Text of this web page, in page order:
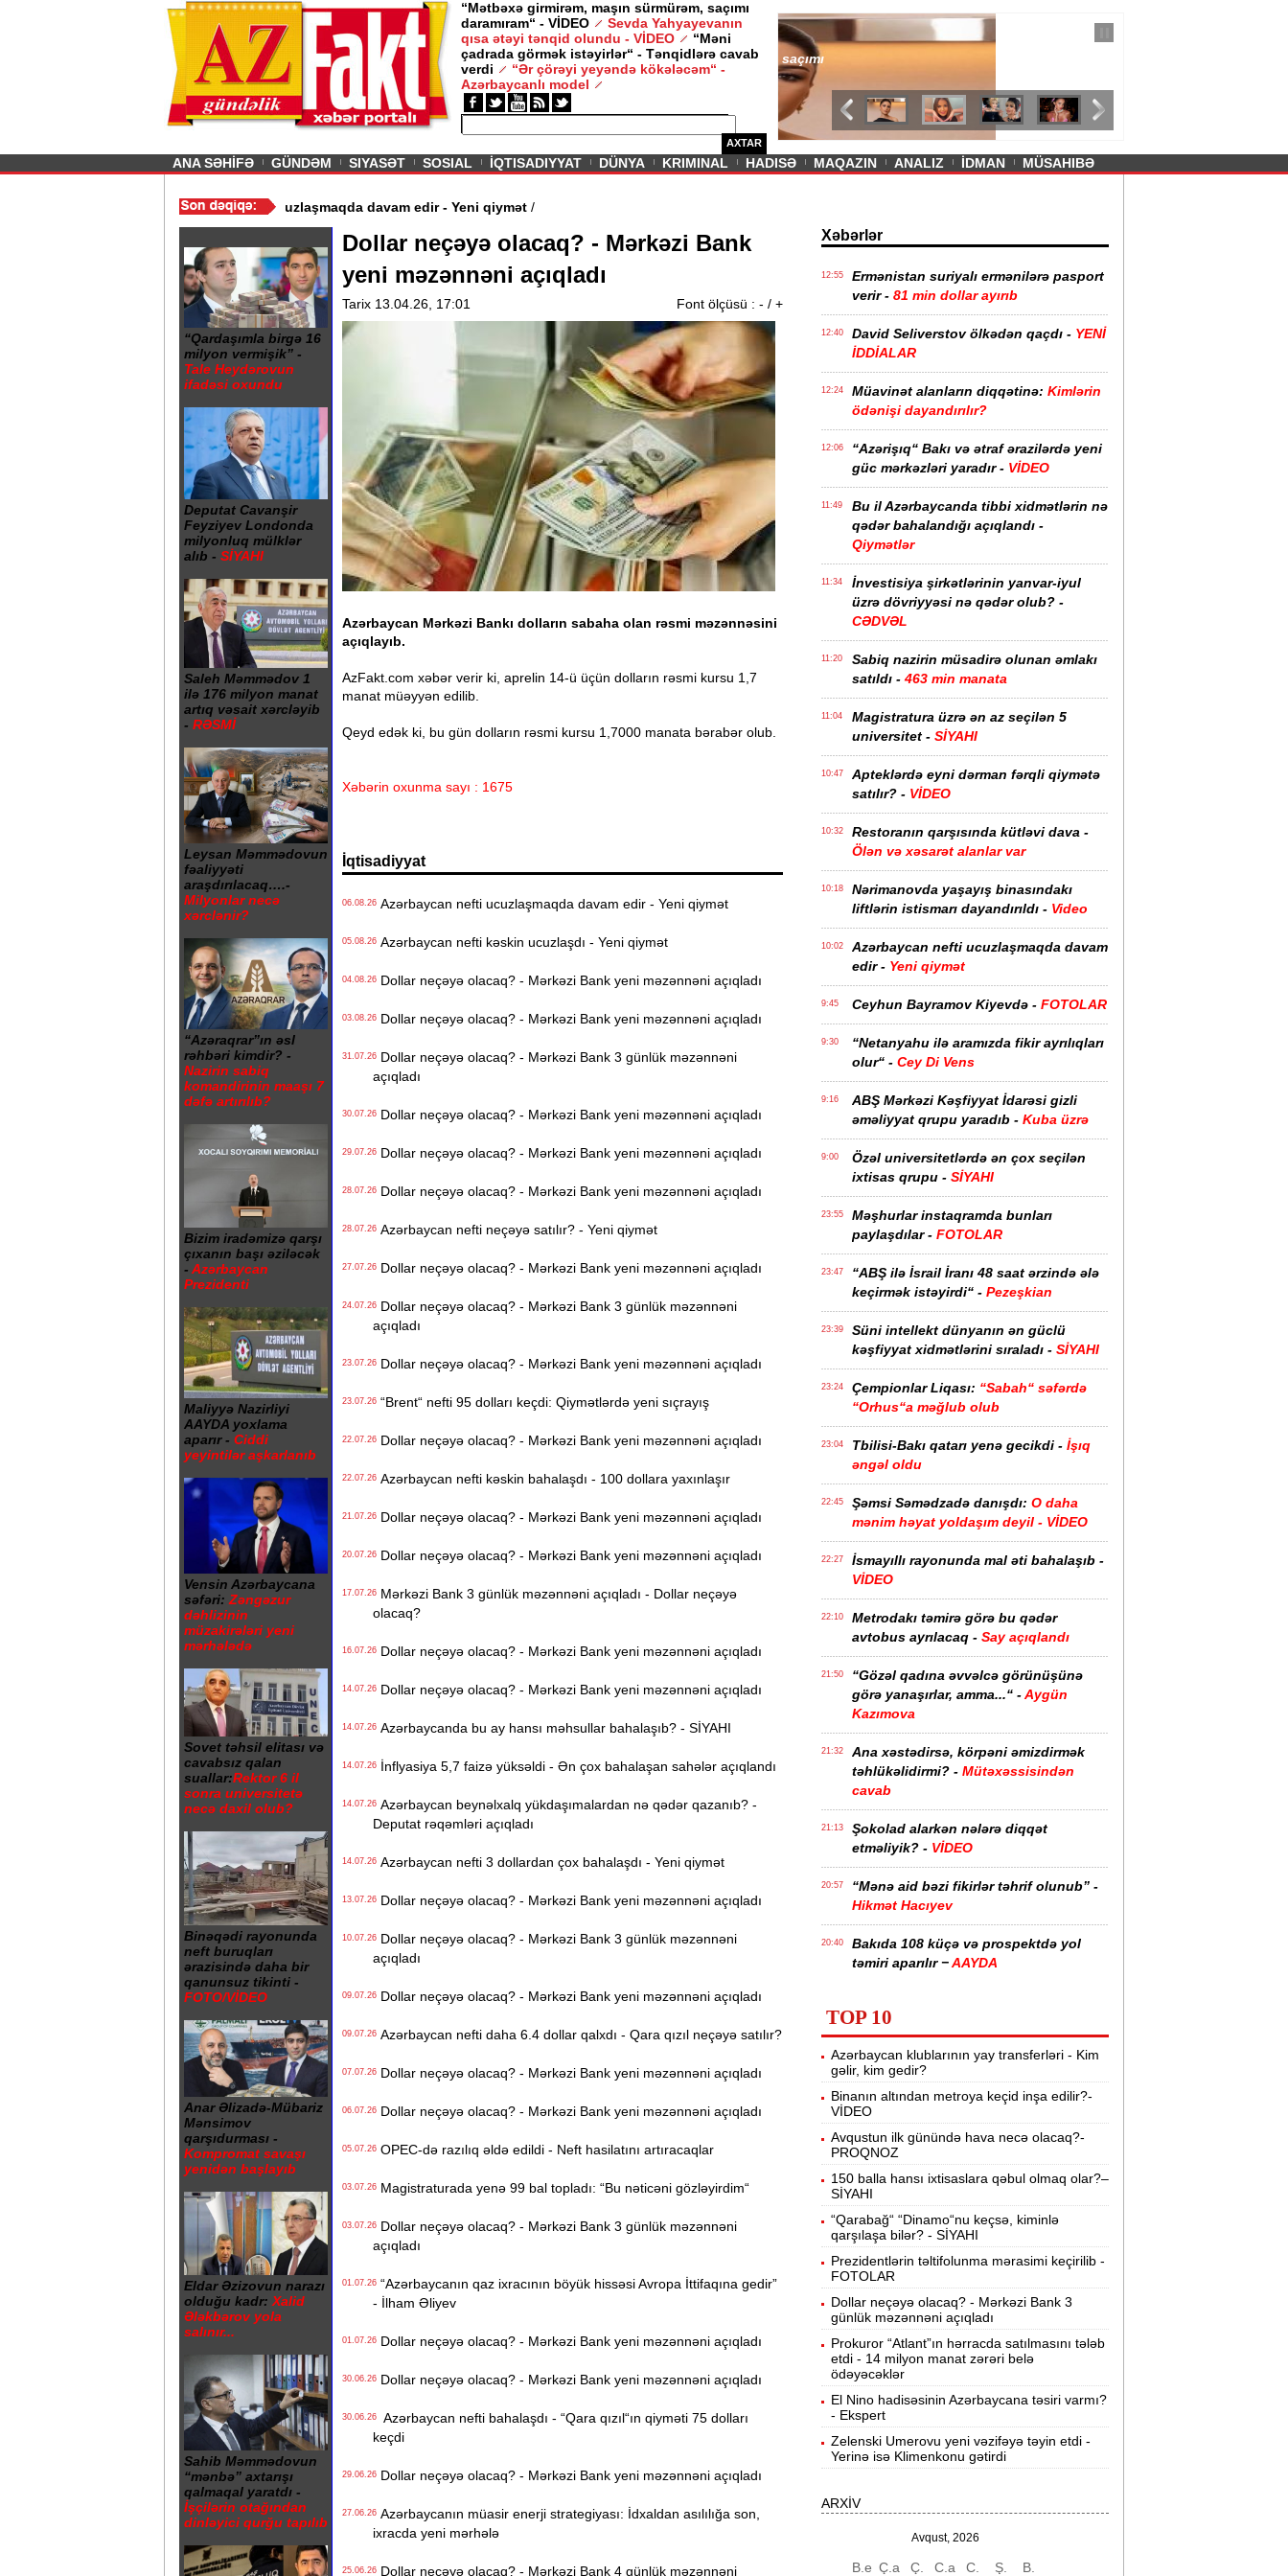
“Mətbəxə girmirəm, maşın sürmürəm, saçımı
daramıram“ - VİDEO
Sevda Yahyayevanın
qısa ətəyi tənqid olundu - VİDEO
“Məni
çadrada görmək istəyirlər“ - Tənqidlərə cavab
verdi
“Ər çörəyi yeyəndə kökələcəm“ -
Azərbaycanlı model
AXTAR
/ MAQAZIN /
— 11 İyul 2026
Sevda Yahyayevanın qısa ətəyi tənqid olundu -
VİDEO
Previous
ANA SƏHİFƏ GÜNDƏM SIYASƏT SOSIAL İQTISADIYYAT DÜNYA KRIMINAL HADISƏ MAQAZIN ANALIZ İDMAN MÜSAHIBƏ
dayandırıldı - Video/Azərbaycan nefti ucuzlaşmaqda davam edir - Yeni qiymət
“Qardaşımla birgə 16
milyon vermişik” -
Tale Heydərovun
ifadəsi oxundu
Deputat Cavanşir
Feyziyev Londonda
milyonluq mülklər
alıb - SİYAHI
Saleh Məmmədov 1
ilə 176 milyon manat
artıq vəsait xərcləyib
- RƏSMİ
Leysan Məmmədovun
fəaliyyəti
araşdırılacaq….-
Milyonlar necə
xərclənir?
“Azəraqrar”ın əsl
rəhbəri kimdir? -
Nazirin sabiq
komandirinin maaşı 7
dəfə artırılıb?
Bizim iradəmizə qarşı
çıxanın başı əziləcək
- Azərbaycan
Prezidenti
Maliyyə Nazirliyi
AAYDA yoxlama
aparır - Ciddi
yeyintilər aşkarlanıb
Vensin Azərbaycana
səfəri: Zəngəzur
dəhlizinin
müzakirələri yeni
mərhələdə
Sovet təhsil elitası və
cavabsız qalan
suallar:Rektor 6 il
sonra universitetə
necə daxil olub?
Binəqədi rayonunda
neft buruqları
ərazisində daha bir
qanunsuz tikinti -
FOTO/VİDEO
Anar Əlizadə-Mübariz
Mənsimov
qarşıdurması -
Kompromat savaşı
yenidən başlayıb
Eldar Əzizovun narazı
olduğu kadr: Xalid
Ələkbərov yola
salınır...
Sahib Məmmədovun
“mənbə” axtarışı
qalmaqal yaratdı -
İşçilərin otağından
dinləyici qurğu tapılıb
Dollar neçəyə olacaq? - Mərkəzi Bank
yeni məzənnəni açıqladı
Tarix 13.04.26, 17:01 Font ölçüsü : - / +
Azərbaycan Mərkəzi Bankı dolların sabaha olan rəsmi məzənnəsini
açıqlayıb.
AzFakt.com xəbər verir ki, aprelin 14-ü üçün dolların rəsmi kursu 1,7
manat müəyyən edilib.
Qeyd edək ki, bu gün dolların rəsmi kursu 1,7000 manata bərabər olub.
Xəbərin oxunma sayı : 1675
İqtisadiyyat
06.08.26Azərbaycan nefti ucuzlaşmaqda davam edir - Yeni qiymət
05.08.26Azərbaycan nefti kəskin ucuzlaşdı - Yeni qiymət
04.08.26Dollar neçəyə olacaq? - Mərkəzi Bank yeni məzənnəni açıqladı
03.08.26Dollar neçəyə olacaq? - Mərkəzi Bank yeni məzənnəni açıqladı
31.07.26Dollar neçəyə olacaq? - Mərkəzi Bank 3 günlük məzənnəni
açıqladı
30.07.26Dollar neçəyə olacaq? - Mərkəzi Bank yeni məzənnəni açıqladı
29.07.26Dollar neçəyə olacaq? - Mərkəzi Bank yeni məzənnəni açıqladı
28.07.26Dollar neçəyə olacaq? - Mərkəzi Bank yeni məzənnəni açıqladı
28.07.26Azərbaycan nefti neçəyə satılır? - Yeni qiymət
27.07.26Dollar neçəyə olacaq? - Mərkəzi Bank yeni məzənnəni açıqladı
24.07.26Dollar neçəyə olacaq? - Mərkəzi Bank 3 günlük məzənnəni
açıqladı
23.07.26Dollar neçəyə olacaq? - Mərkəzi Bank yeni məzənnəni açıqladı
23.07.26“Brent“ nefti 95 dolları keçdi: Qiymətlərdə yeni sıçrayış
22.07.26Dollar neçəyə olacaq? - Mərkəzi Bank yeni məzənnəni açıqladı
22.07.26Azərbaycan nefti kəskin bahalaşdı - 100 dollara yaxınlaşır
21.07.26Dollar neçəyə olacaq? - Mərkəzi Bank yeni məzənnəni açıqladı
20.07.26Dollar neçəyə olacaq? - Mərkəzi Bank yeni məzənnəni açıqladı
17.07.26Mərkəzi Bank 3 günlük məzənnəni açıqladı - Dollar neçəyə
olacaq?
16.07.26Dollar neçəyə olacaq? - Mərkəzi Bank yeni məzənnəni açıqladı
14.07.26Dollar neçəyə olacaq? - Mərkəzi Bank yeni məzənnəni açıqladı
14.07.26Azərbaycanda bu ay hansı məhsullar bahalaşıb? - SİYAHI
14.07.26İnflyasiya 5,7 faizə yüksəldi - Ən çox bahalaşan sahələr açıqlandı
14.07.26Azərbaycan beynəlxalq yükdaşımalardan nə qədər qazanıb? -
Deputat rəqəmləri açıqladı
14.07.26Azərbaycan nefti 3 dollardan çox bahalaşdı - Yeni qiymət
13.07.26Dollar neçəyə olacaq? - Mərkəzi Bank yeni məzənnəni açıqladı
10.07.26Dollar neçəyə olacaq? - Mərkəzi Bank 3 günlük məzənnəni
açıqladı
09.07.26Dollar neçəyə olacaq? - Mərkəzi Bank yeni məzənnəni açıqladı
09.07.26Azərbaycan nefti daha 6.4 dollar qalxdı - Qara qızıl neçəyə satılır?
07.07.26Dollar neçəyə olacaq? - Mərkəzi Bank yeni məzənnəni açıqladı
06.07.26Dollar neçəyə olacaq? - Mərkəzi Bank yeni məzənnəni açıqladı
05.07.26OPEC-də razılıq əldə edildi - Neft hasilatını artıracaqlar
03.07.26Magistraturada yenə 99 bal topladı: “Bu nəticəni gözləyirdim“
03.07.26Dollar neçəyə olacaq? - Mərkəzi Bank 3 günlük məzənnəni
açıqladı
01.07.26“Azərbaycanın qaz ixracının böyük hissəsi Avropa İttifaqına gedir”
- İlham Əliyev
01.07.26Dollar neçəyə olacaq? - Mərkəzi Bank yeni məzənnəni açıqladı
30.06.26Dollar neçəyə olacaq? - Mərkəzi Bank yeni məzənnəni açıqladı
30.06.26Azərbaycan nefti bahalaşdı - “Qara qızıl“ın qiyməti 75 dolları
keçdi
29.06.26Dollar neçəyə olacaq? - Mərkəzi Bank yeni məzənnəni açıqladı
27.06.26Azərbaycanın müasir enerji strategiyası: İdxaldan asılılığa son,
ixracda yeni mərhələ
25.06.26Dollar neçəyə olacaq? - Mərkəzi Bank 4 günlük məzənnəni
Xəbərlər
12:55
Ermənistan suriyalı ermənilərə pasport
verir - 81 min dollar ayırıb
12:40 David Seliverstov ölkədən qaçdı - YENİ
İDDİALAR
12:24 Müavinət alanların diqqətinə: Kimlərin
ödənişi dayandırılır?
12:06
“Azərişıq“ Bakı və ətraf ərazilərdə yeni
güc mərkəzləri yaradır - VİDEO
11:49
Bu il Azərbaycanda tibbi xidmətlərin nə
qədər bahalandığı açıqlandı -
Qiymətlər
11:34
İnvestisiya şirkətlərinin yanvar-iyul
üzrə dövriyyəsi nə qədər olub? -
CƏDVƏL
11:20
Sabiq nazirin müsadirə olunan əmlakı
satıldı - 463 min manata
11:04
Magistratura üzrə ən az seçilən 5
universitet - SİYAHI
10:47
Apteklərdə eyni dərman fərqli qiymətə
satılır? - VİDEO
10:32
Restoranın qarşısında kütləvi dava -
Ölən və xəsarət alanlar var
10:18
Nərimanovda yaşayış binasındakı
liftlərin istismarı dayandırıldı - Video
10:02
Azərbaycan nefti ucuzlaşmaqda davam
edir - Yeni qiymət
9:45 Ceyhun Bayramov Kiyevdə - FOTOLAR
9:30
“Netanyahu ilə aramızda fikir ayrılıqları
olur“ - Cey Di Vens
9:16
ABŞ Mərkəzi Kəşfiyyat İdarəsi gizli
əməliyyat qrupu yaradıb - Kuba üzrə
9:00
Özəl universitetlərdə ən çox seçilən
ixtisas qrupu - SİYAHI
23:55
Məşhurlar instaqramda bunları
paylaşdılar - FOTOLAR
23:47
“ABŞ ilə İsrail İranı 48 saat ərzində ələ
keçirmək istəyirdi“ - Pezeşkian
23:39
Süni intellekt dünyanın ən güclü
kəşfiyyat xidmətlərini sıraladı - SİYAHI
23:24 Çempionlar Liqası: “Sabah“ səfərdə
“Orhus“a məğlub olub
23:04 Tbilisi-Bakı qatarı yenə gecikdi - İşıq
əngəl oldu
22:45 Şəmsi Səmədzadə danışdı: O daha
mənim həyat yoldaşım deyil - VİDEO
22:27
İsmayıllı rayonunda mal əti bahalaşıb -
VİDEO
22:10
Metrodakı təmirə görə bu qədər
avtobus ayrılacaq - Say açıqlandı
21:50
“Gözəl qadına əvvəlcə görünüşünə
görə yanaşırlar, amma...“ -Aygün
Kazımova
21:32
Ana xəstədirsə, körpəni əmizdirmək
təhlükəlidirmi? - Mütəxəssisindən
cavab
21:13
Şokolad alarkən nələrə diqqət
etməliyik? - VİDEO
20:57
“Mənə aid bəzi fikirlər təhrif olunub” -
Hikmət Hacıyev
20:40
Bakıda 108 küçə və prospektdə yol
təmiri aparılır −AAYDA
fəsadlar törədə bilər -
20:06
Müharibədə 3 400-dən çox iranlı və 18
ABŞ hərbçisi həlak olub -
19:48 BMT-dən dəhşətli xəbərdarlıq -
milyon insan ac qala bilər
19:31
“Wildberries” anbar tutumunun üçdə
birini itirib -
19:16
“Sea Breeze“də mənzil qiymətləri necə
dəyişir? -Qiymətlər
19:00 Bakıda ticarət mərkəzində FACİƏ:liftin
şaxtasına düşüb öldü
18:41 Pentaqondan kritik addım:Rusiya və
Çinə qarşı yeni plan
18:22
Naxçıvan Şəhər Poliklinikasında tibbi
arayış 60-80 manata satılır? -
18:05
Kolleclərdə ən yüksək təhsil haqqı
"Yəhudi David Seliverstov" Kazım
Abbasov çıxdı! -Bir dələduzla bağlı
TOP 10
Azərbaycan klublarının yay transferləri - Kim
gəlir, kim gedir?
Binanın altından metroya keçid inşa edilir?-
VİDEO
Avqustun ilk günündə hava necə olacaq?-
PROQNOZ
150 balla hansı ixtisaslara qəbul olmaq olar?–
SİYAHI
“Qarabağ“ “Dinamo“nu keçsə, kiminlə
qarşılaşa bilər? - SİYAHI
Prezidentlərin təltifolunma mərasimi keçirilib -
FOTOLAR
Dollar neçəyə olacaq? - Mərkəzi Bank 3
günlük məzənnəni açıqladı
Prokuror “Atlant”ın hərracda satılmasını tələb
etdi - 14 milyon manat zərəri belə
ödəyəcəklər
El Nino hadisəsinin Azərbaycana təsiri varmı?
- Ekspert
Zelenski Umerovu yeni vəzifəyə təyin etdi -
Yerinə isə Klimenkonu gətirdi
ARXİV
Avqust, 2026
B.e Ç.a Ç. C.a C. Ş. B.